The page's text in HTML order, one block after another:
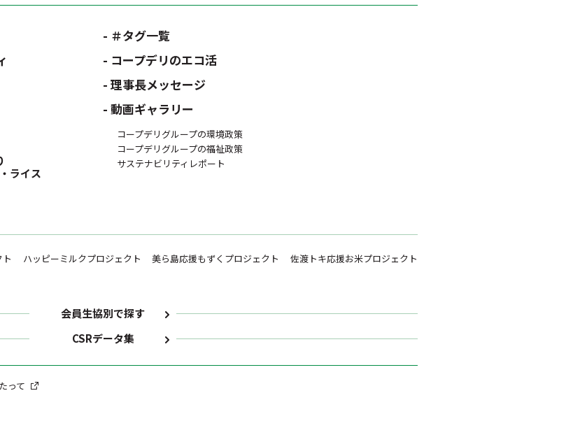
ライス
- ＃タグ一覧
- コープデリのエコ活
- 理事長メッセージ
- 動画ギャラリー
コープデリグループの環境政策
コープデリグループの福祉政策
サステナビリティレポート
ハッピーミルクプロジェクト 美ら島応援もずくプロジェクト 佐渡トキ応援お米プロジェクト
会員生協別で探す
CSRデータ集
って